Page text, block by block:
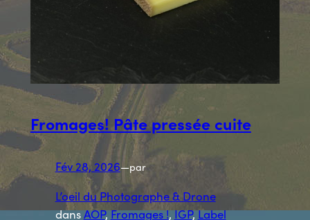
Fromages! Pâte pressée cuite
Fév 28, 2026—par
L’oeil du Photographe & Drone
dansAOP, Fromages !, IGP, Label